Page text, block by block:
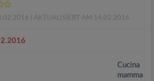
| AKTUALISIERT AM 14.02.2016
Cucina
mamma